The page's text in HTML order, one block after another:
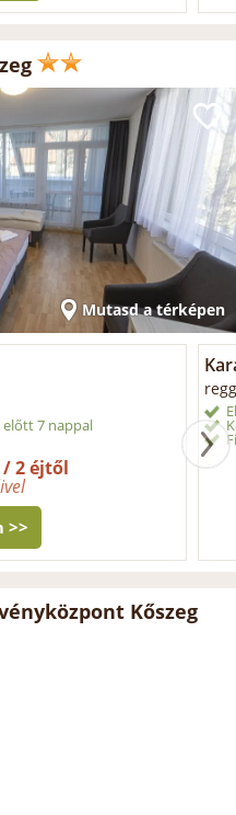
Mutasd a térképen
7 nappal
/ 2 éjtől
>>
Kőszeg